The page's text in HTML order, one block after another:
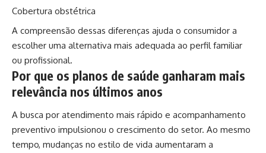
Cobertura obstétrica
A compreensão dessas diferenças ajuda o consumidor a
escolher uma alternativa mais adequada ao perfil familiar
ou profissional.
Por que os planos de saúde ganharam mais
relevância nos últimos anos
A busca por atendimento mais rápido e acompanhamento
preventivo impulsionou o crescimento do setor. Ao mesmo
tempo, mudanças no estilo de vida aumentaram a